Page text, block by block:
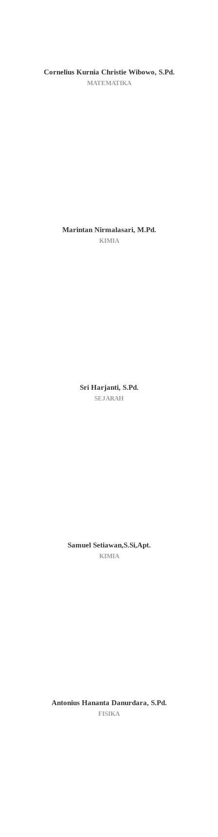
Cornelius Kurnia Christie Wibowo, S.Pd.
MATEMATIKA
Marintan Nirmalasari, M.Pd.
KIMIA
Sri Harjanti, S.Pd.
SEJARAH
Samuel Setiawan,S.Si,Apt.
KIMIA
Antonius Hananta Danurdara, S.Pd.
FISIKA